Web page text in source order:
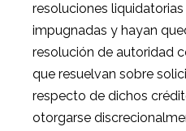
resoluciones
impugnadas y hayan
resolución de autoridad
que resuelvan sobre
respecto de dichos
otorgarse